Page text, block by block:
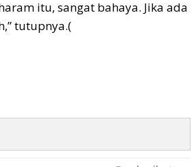
itu, sangat bahaya. Jika ada
tutupnya.(